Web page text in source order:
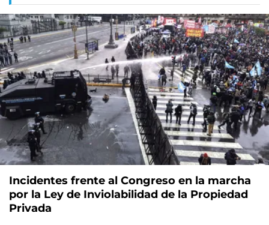
Incidentes frente al Congreso en la marcha
por la Ley de Inviolabilidad de la Propiedad
Privada